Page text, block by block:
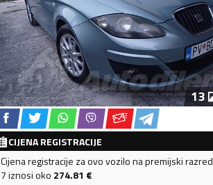
13
CIJENA REGISTRACIJE
Cijena registracije za ovo vozilo na premijski razred
7 iznosi oko 274.81 €